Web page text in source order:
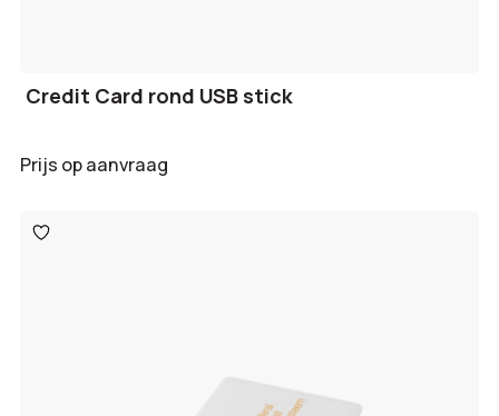
Credit Card rond USB stick
Prijs op aanvraag
Toevoegen
aan